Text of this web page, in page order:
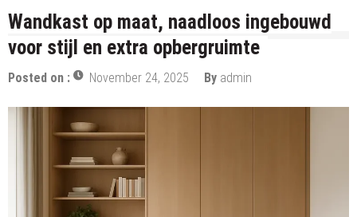
van Haarlem
Wandkast op maat, naadloos ingebouwd
voor stijl en extra opbergruimte
Posted on : November 24, 2025 By admin